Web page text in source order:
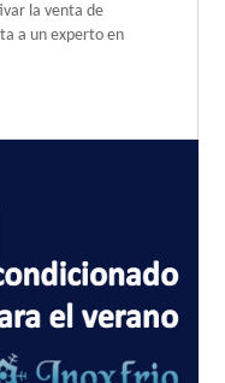
la venta de
a un experto en